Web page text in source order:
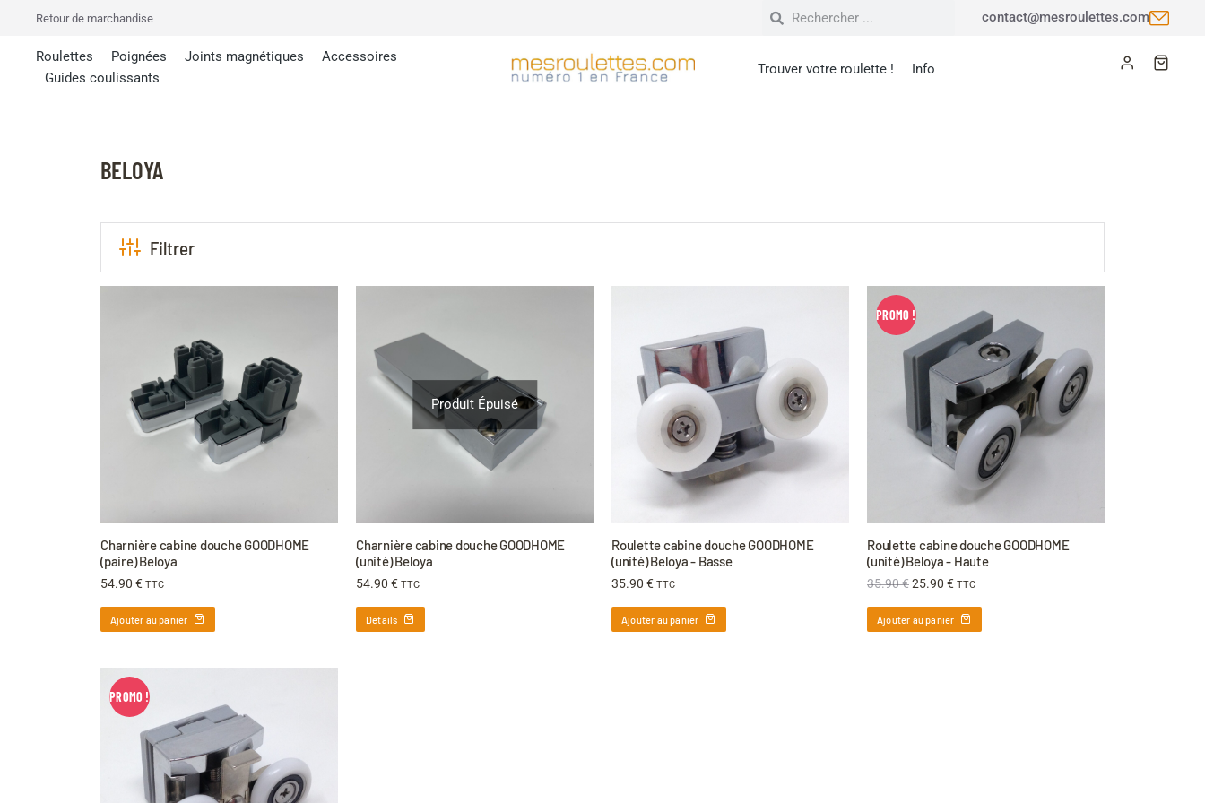
Retour de marchandise contact@mesroulettes.com
Roulettes Poignées Joints magnétiques
Accessoires
Guides coulissants
Trouver votre roulette ! Info
BELOYA
Filtrer
Charnière cabine douche GOODHOME
(paire) Beloya
54.90 € TTC
Ajouter au panier
Produit Épuisé
Charnière cabine douche GOODHOME
(unité) Beloya
54.90 € TTC
Détails
Roulette cabine douche GOODHOME
(unité) Beloya - Basse
35.90 € TTC
Ajouter au panier
PROMO !
Roulette cabine douche GOODHOME
(unité) Beloya - Haute
35.90€25.90 € TTC
Ajouter au panier
PROMO !